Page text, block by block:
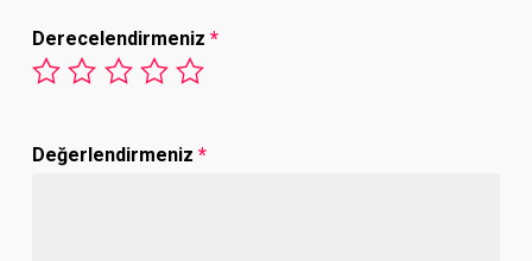
Derecelendirmeniz *
Değerlendirmeniz *